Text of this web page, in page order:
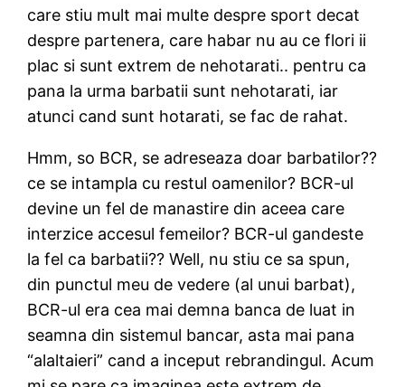
care stiu mult mai multe despre sport decat
despre partenera, care habar nu au ce flori ii
plac si sunt extrem de nehotarati.. pentru ca
pana la urma barbatii sunt nehotarati, iar
atunci cand sunt hotarati, se fac de rahat.
Hmm, so BCR, se adreseaza doar barbatilor??
ce se intampla cu restul oamenilor? BCR-ul
devine un fel de manastire din aceea care
interzice accesul femeilor? BCR-ul gandeste
la fel ca barbatii?? Well, nu stiu ce sa spun,
din punctul meu de vedere (al unui barbat),
BCR-ul era cea mai demna banca de luat in
seamna din sistemul bancar, asta mai pana
“alaltaieri” cand a inceput rebrandingul. Acum